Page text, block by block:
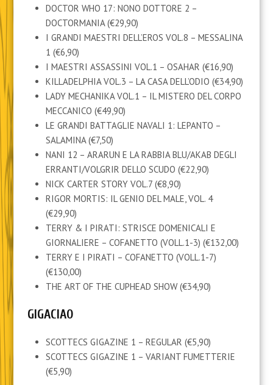
DOCTOR WHO 17: NONO DOTTORE 2 –
DOCTORMANIA (€29,90)
I GRANDI MAESTRI DELL’EROS VOL.8 – MESSALINA
1 (€6,90)
I MAESTRI ASSASSINI VOL.1 – OSAHAR (€16,90)
KILLADELPHIA VOL.3 – LA CASA DELL’ODIO (€34,90)
LADY MECHANIKA VOL.1 – IL MISTERO DEL CORPO
MECCANICO (€49,90)
LE GRANDI BATTAGLIE NAVALI 1: LEPANTO –
SALAMINA (€7,50)
NANI 12 – ARARUN E LA RABBIA BLU/AKAB DEGLI
ERRANTI/VOLGRIR DELLO SCUDO (€22,90)
NICK CARTER STORY VOL.7 (€8,90)
RIGOR MORTIS: IL GENIO DEL MALE, VOL. 4
(€29,90)
TERRY & I PIRATI: STRISCE DOMENICALI E
GIORNALIERE – COFANETTO (VOLL.1-3) (€132,00)
TERRY E I PIRATI – COFANETTO (VOLL.1-7)
(€130,00)
THE ART OF THE CUPHEAD SHOW (€34,90)
GIGACIAO
SCOTTECS GIGAZINE 1 – REGULAR (€5,90)
SCOTTECS GIGAZINE 1 – VARIANT FUMETTERIE
(€5,90)